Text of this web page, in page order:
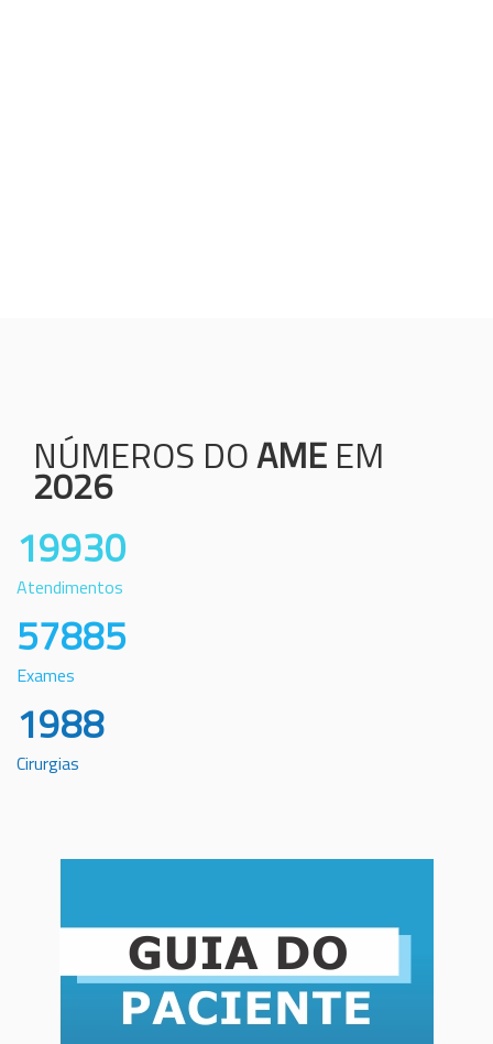
NÚMEROS DOAME EM
2026
19930
Atendimentos
57885
Exames
1988
Cirurgias